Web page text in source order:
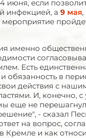
июня, если
инфекцией, а 9 мая
мероприятие
именно
Есть
обязанность в
действия с
И, конечно, с
еще не
- сказал
на вопрос,
Кремле и как